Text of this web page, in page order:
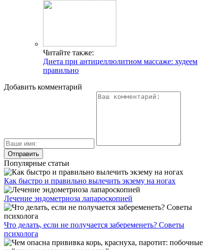
Читайте также:
Диета при антицеллюлитном массаже: худеем
правильно
Добавить комментарий
Популярные статьи
Как быстро и правильно вылечить экзему на ногах
Лечение эндометриоза лапароскопией
Что делать, если не получается забеременеть? Советы
психолога